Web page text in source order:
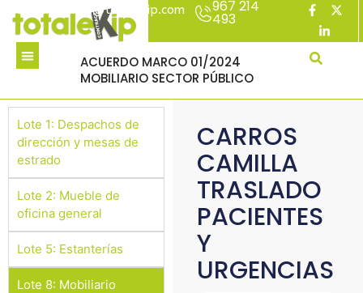
967 214
493
acuerdomarco@totalekip.com
ACUERDO MARCO 01/2024
MOBILIARIO SECTOR PÚBLICO
Lote 1: Despachos de
dirección y mesas de
estrado
Lote 2: Mueble de
oficina general
Lote 5: Estanterías
Lote 8: Mobiliario
CARROS
CAMILLA
TRASLADO
PACIENTES
Y
URGENCIAS